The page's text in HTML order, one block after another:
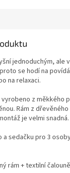
jednoduchým, ale
se hodí na
na relaxaci.
vyrobeno z měkkého
Rám z
je velmi snadná.
a sedačku pro 3
rám + textilní